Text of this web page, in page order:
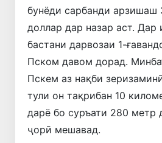
бунёди сарбанди арзишаш
доллар дар назар аст. Дар
бастани дарвозаи 1-
Пском давом дорад.
Пскем аз нақби
тули он тақрибан 10
дарё бо суръати 280 метр
ҷорӣ мешавад.